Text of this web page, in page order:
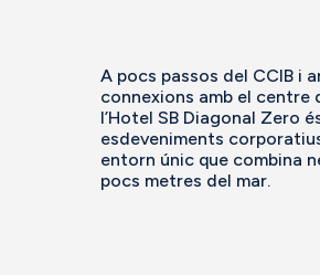
A pocs passos del CCIB i
connexions amb el centre
l’Hotel SB Diagonal Zero
esdeveniments
entorn únic que combina
pocs metres del mar.